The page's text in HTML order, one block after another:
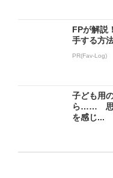
FPが解説
手する方
PR(Fav-Log)
子ども用
ら…… 思
を感じ...